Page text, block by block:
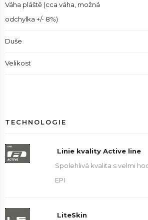
Váha pláště (cca váha, možná
odchylka +/- 8%)
Duše
Velikost
TECHNOLOGIE
Linie kvality Active line
Spolehlivá kvalita s velmi
EPI
LiteSkin